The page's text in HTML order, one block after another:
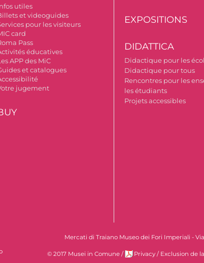
utiles
et videoguides
pour les visiteurs
card
Pass
éducatives
APP des MiC
et catalogues
jugement
EXPOSITIONS
DIDATTICA
Didactique pour les
Didactique pour tous
Rencontres pour les
les étudiants
Projets accessibles
Mercati di Traiano Museo dei Fori Imperiali -
© 2017 Musei in Comune / Privacy / Exclusion de